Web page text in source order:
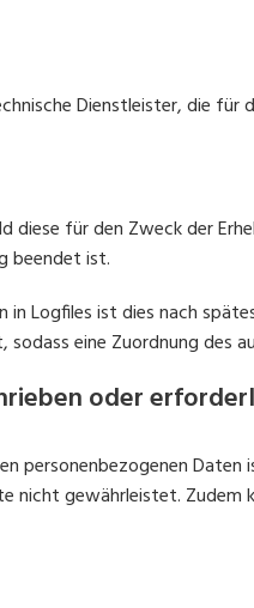
Dienstleister, die
diese für den Zweck der
beendet ist.
in Logfiles ist dies nach
sodass eine Zuordnung des
oder
personenbezogenen
nicht gewährleistet. Zudem